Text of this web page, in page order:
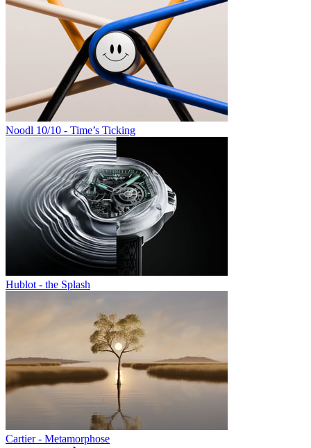
Noodl 10/10 - Time’s Ticking
Hublot - the Splash
Cartier - Metamorphose